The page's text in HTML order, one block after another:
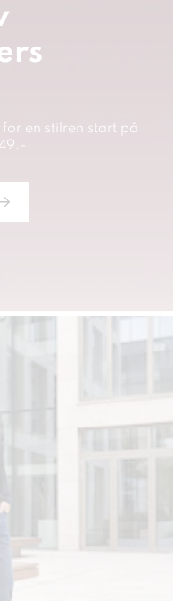
en stilren start på